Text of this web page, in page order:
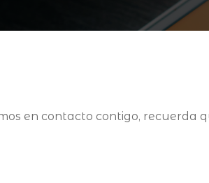
en contacto contigo, recuerda